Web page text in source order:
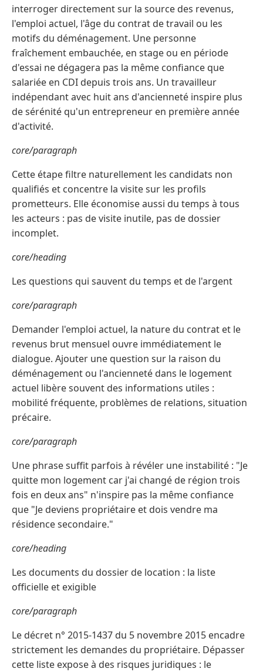
interroger directement sur la source des revenus,
l'emploi actuel, l'âge du contrat de travail ou les
motifs du déménagement. Une personne
fraîchement embauchée, en stage ou en période
d'essai ne dégagera pas la même confiance que
salariée en CDI depuis trois ans. Un travailleur
indépendant avec huit ans d'ancienneté inspire plus
de sérénité qu'un entrepreneur en première année
d'activité.
core/paragraph
Cette étape filtre naturellement les candidats non
qualifiés et concentre la visite sur les profils
prometteurs. Elle économise aussi du temps à tous
les acteurs : pas de visite inutile, pas de dossier
incomplet.
core/heading
Les questions qui sauvent du temps et de l'argent
core/paragraph
Demander l'emploi actuel, la nature du contrat et le
revenus brut mensuel ouvre immédiatement le
dialogue. Ajouter une question sur la raison du
déménagement ou l'ancienneté dans le logement
actuel libère souvent des informations utiles :
mobilité fréquente, problèmes de relations, situation
précaire.
core/paragraph
Une phrase suffit parfois à révéler une instabilité : "Je
quitte mon logement car j'ai changé de région trois
fois en deux ans" n'inspire pas la même confiance
que "Je deviens propriétaire et dois vendre ma
résidence secondaire."
core/heading
Les documents du dossier de location : la liste
officielle et exigible
core/paragraph
Le décret n° 2015-1437 du 5 novembre 2015 encadre
strictement les demandes du propriétaire. Dépasser
cette liste expose à des risques juridiques : le